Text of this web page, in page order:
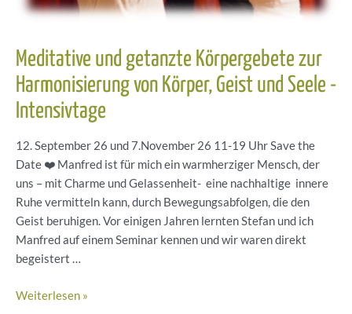
Meditative und getanzte Körpergebete zur
Harmonisierung von Körper, Geist und Seele -
Intensivtage
12. September 26 und 7.November 26 11-19 Uhr Save the
Date ❤️ Manfred ist für mich ein warmherziger Mensch, der
uns – mit Charme und Gelassenheit- eine nachhaltige innere
Ruhe vermitteln kann, durch Bewegungsabfolgen, die den
Geist beruhigen. Vor einigen Jahren lernten Stefan und ich
Manfred auf einem Seminar kennen und wir waren direkt
begeistert …
Meditative
Weiterlesen »